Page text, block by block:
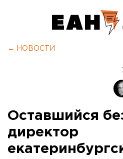
← НОВОСТИ
Оставшийся
директор